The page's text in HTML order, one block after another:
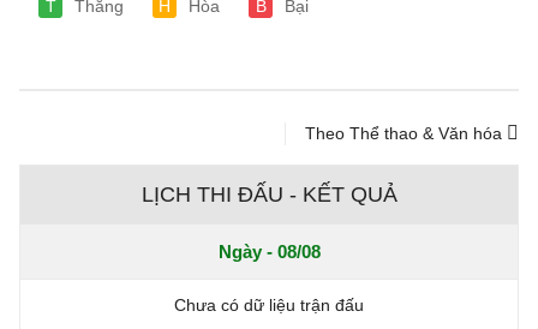
T Thắng H Hòa B Bại
Theo Thể thao & Văn hóa
LỊCH THI ĐẤU - KẾT QUẢ
Ngày - 08/08
Chưa có dữ liệu trận đấu